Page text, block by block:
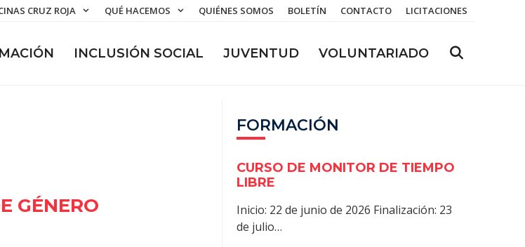
CRUZ ROJA QUÉ HACEMOS QUIÉNES SOMOS BOLETÍN CONTACTO LICITACIONES
INCLUSIÓN SOCIAL JUVENTUD VOLUNTARIADO
GÉNERO
FORMACIÓN
CURSO DE MONITOR DE TIEMPO
LIBRE
Inicio: 22 de junio de 2026 Finalización: 23
de julio…